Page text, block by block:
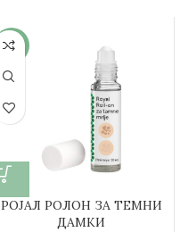
-30%
РОЈАЛ РОЛОН ЗА ТЕМНИ
ДАМКИ